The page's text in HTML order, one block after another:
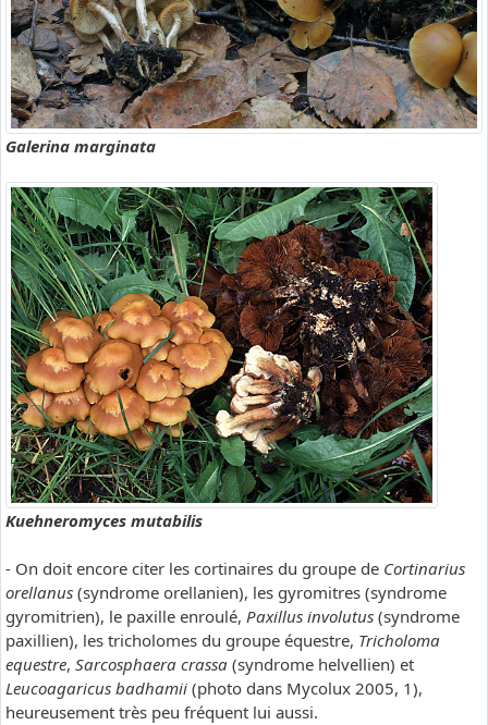
Galerina marginata
Kuehneromyces mutabilis
- On doit encore citer les cortinaires du groupe de Cortinarius
orellanus (syndrome orellanien), les gyromitres (syndrome
gyromitrien), le paxille enroulé, Paxillus involutus (syndrome
paxillien), les tricholomes du groupe équestre, Tricholoma
equestre, Sarcosphaera crassa (syndrome helvellien) et
Leucoagaricus badhamii (photo dans Mycolux 2005, 1),
heureusement très peu fréquent lui aussi.